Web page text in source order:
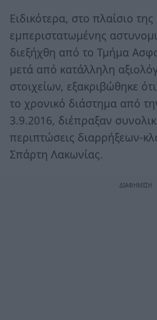
Ειδικότερα, στο πλαίσιο
εμπεριστατωμένης
διεξήχθη από το Τμήμα
μετά από κατάλληλη
στοιχείων, εξακριβώθηκε
το χρονικό διάστημα από
3.9.2016, διέπραξαν
περιπτώσεις διαρρήξεων-
Σπάρτη Λακωνίας.